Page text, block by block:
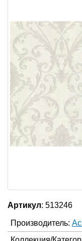
Артикул: 513246
Производитель: